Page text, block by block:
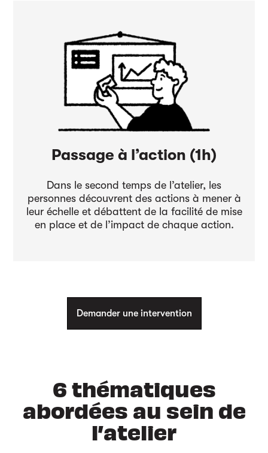
Passage à l’action (1h)
Dans le second temps de l’atelier, les
personnes découvrent des actions à mener à
leur échelle et débattent de la facilité de mise
en place et de l’impact de chaque action.
Demander une intervention
6 thématiques
abordées au sein de
l’atelier